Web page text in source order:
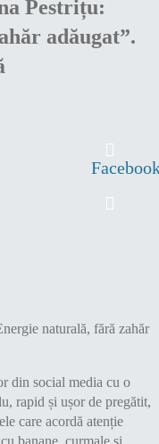
Pestrițu:
adăugat”.
din social media cu o
rapid și ușor de pregătit,
care acordă atenție
banane, curmale și